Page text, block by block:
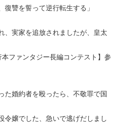
復讐を誓って逆行転生する」
、実家を追放されましたが、皇太
本ファンタジー長編コンテスト】参
た婚約者を殴ったら、不敬罪で国
令嬢でした、急いで逃げだしまし